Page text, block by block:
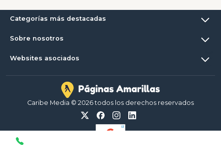
Categorías más destacadas
Sobre nosotros
Websites asociados
Caribe Media © 2026 todos los derechos reservados